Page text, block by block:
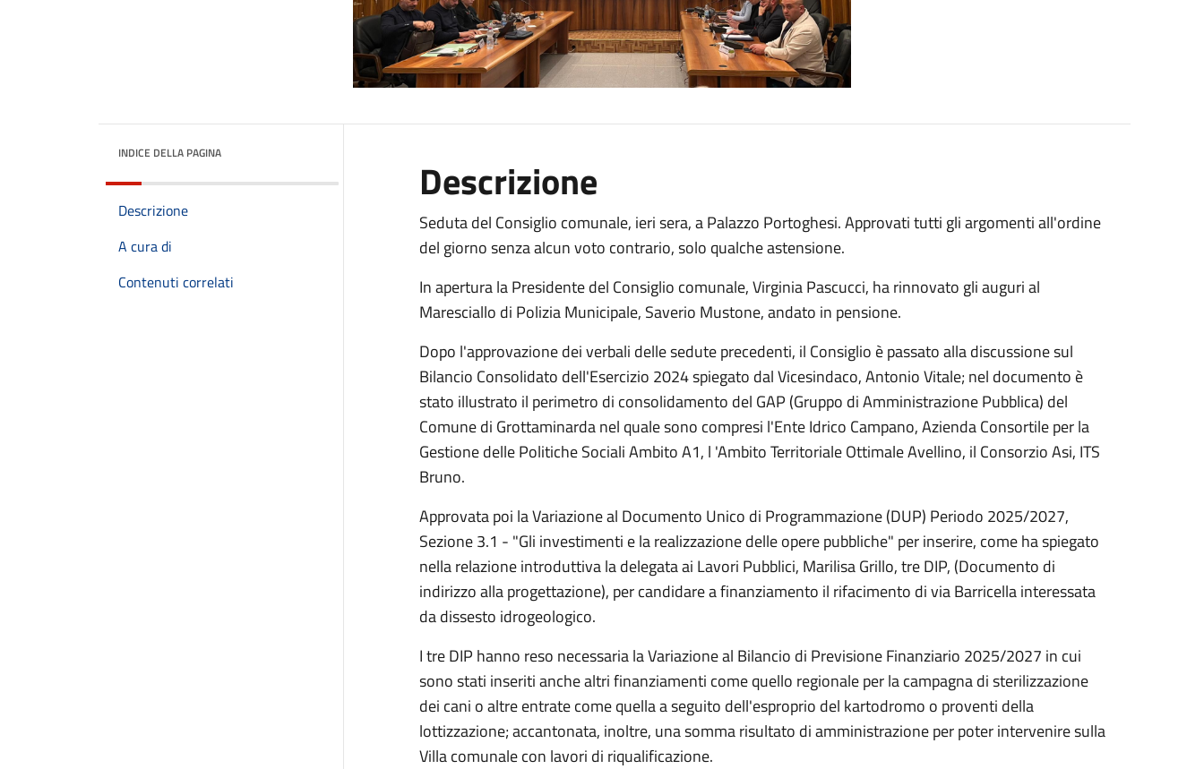
INDICE DELLA PAGINA
Descrizione
A cura di
Contenuti correlati
Descrizione
Seduta del Consiglio comunale, ieri sera, a Palazzo Portoghesi. Approvati tutti gli argomenti all'ordine
del giorno senza alcun voto contrario, solo qualche astensione.
In apertura la Presidente del Consiglio comunale, Virginia Pascucci, ha rinnovato gli auguri al
Maresciallo di Polizia Municipale, Saverio Mustone, andato in pensione.
Dopo l'approvazione dei verbali delle sedute precedenti, il Consiglio è passato alla discussione sul
Bilancio Consolidato dell'Esercizio 2024 spiegato dal Vicesindaco, Antonio Vitale; nel documento è
stato illustrato il perimetro di consolidamento del GAP (Gruppo di Amministrazione Pubblica) del
Comune di Grottaminarda nel quale sono compresi l'Ente Idrico Campano, Azienda Consortile per la
Gestione delle Politiche Sociali Ambito A1, l 'Ambito Territoriale Ottimale Avellino, il Consorzio Asi, ITS
Bruno.
Approvata poi la Variazione al Documento Unico di Programmazione (DUP) Periodo 2025/2027,
Sezione 3.1 - "Gli investimenti e la realizzazione delle opere pubbliche" per inserire, come ha spiegato
nella relazione introduttiva la delegata ai Lavori Pubblici, Marilisa Grillo, tre DIP, (Documento di
indirizzo alla progettazione), per candidare a finanziamento il rifacimento di via Barricella interessata
da dissesto idrogeologico.
I tre DIP hanno reso necessaria la Variazione al Bilancio di Previsione Finanziario 2025/2027 in cui
sono stati inseriti anche altri finanziamenti come quello regionale per la campagna di sterilizzazione
dei cani o altre entrate come quella a seguito dell'esproprio del kartodromo o proventi della
lottizzazione; accantonata, inoltre, una somma risultato di amministrazione per poter intervenire sulla
Villa comunale con lavori di riqualificazione.